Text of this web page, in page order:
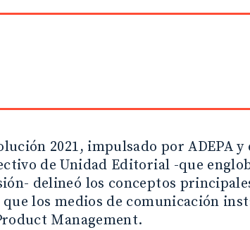
2021, impulsado por ADEPA y
de Unidad Editorial -que
delineó los conceptos
los medios de comunicación
Management.